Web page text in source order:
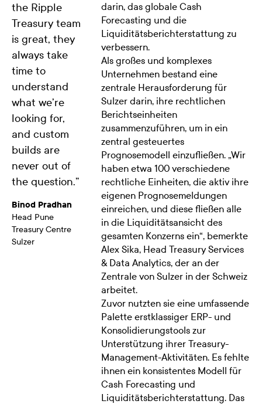
the Ripple
Treasury team
is great, they
always take
time to
understand
what we’re
looking for,
and custom
builds are
never out of
the question.”
Binod Pradhan
Head Pune
Treasury Centre
Sulzer
darin, das globale Cash
Forecasting und die
Liquiditätsberichterstattung zu
verbessern.
Als großes und komplexes
Unternehmen bestand eine
zentrale Herausforderung für
Sulzer darin, ihre rechtlichen
Berichtseinheiten
zusammenzuführen, um in ein
zentral gesteuertes
Prognosemodell einzufließen. „Wir
haben etwa 100 verschiedene
rechtliche Einheiten, die aktiv ihre
eigenen Prognosemeldungen
einreichen, und diese fließen alle
in die Liquiditätsansicht des
gesamten Konzerns ein“, bemerkte
Alex Sika, Head Treasury Services
& Data Analytics, der an der
Zentrale von Sulzer in der Schweiz
arbeitet.
Zuvor nutzten sie eine umfassende
Palette erstklassiger ERP- und
Konsolidierungstools zur
Unterstützung ihrer Treasury-
Management-Aktivitäten. Es fehlte
ihnen ein konsistentes Modell für
Cash Forecasting und
Liquiditätsberichterstattung. Das